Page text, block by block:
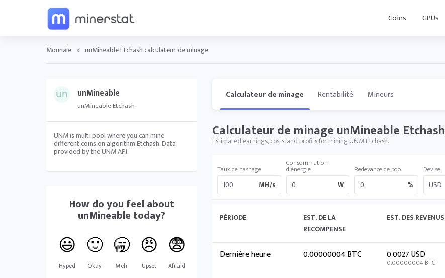
Coins GPUs
Monnaie » unMineable Etchash calculateur de minage
unMineable
unMineable Etchash
UNM is multi pool where you can mine
different coins on algorithm Etchash. Data
provided by the UNM API.
How do you feel about
unMineable today?
😃
Hyped
🙂
Okay
🥱
Meh
😠
Upset
😨
Afraid
Calculateur de minage Rentabilité Mineurs
Calculateur de minage unMineable Etchash
Estimated earnings, costs, and profits for mining UNM Etchash.
Taux de hashage
MH/s
Consommation
d’énergie
W
Redevance de pool
%
Devise
PÉRIODE
EST. DE LA
RÉCOMPENSE
EST. DES REVENUS
Dernière heure 0.00000004 BTC 0.0027 USD
0.00000004 BTC